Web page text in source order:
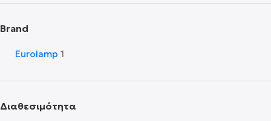
Brand
Eurolamp 1
Διαθεσιμότητα